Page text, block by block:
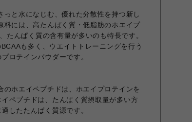
と水になじむ、優れた分散性を持つ新し
料には、高たんぱく質・低脂肪のホエイプ
たんぱく質の含有量が多いのも特長です。
も多く、ウエイトトレーニングを行う
ロテインパウダーです。
ホエイペプチドは、ホエイプロテインを
ペプチドは、たんぱく質摂取量が多い方
したたんぱく質源です。